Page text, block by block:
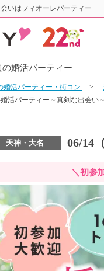
いはフィオーレパーティー
の婚活パーティー
婚活パーティー・街コン
活パーティー～真剣な出会い～
天神・大名 06/14
＼初参